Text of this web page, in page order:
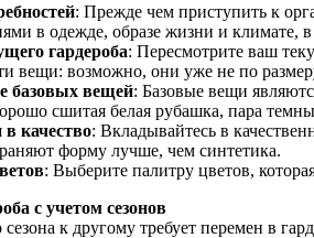
: Прежде чем приступить к
в одежде, образе жизни и климате,
гардероба: Пересмотрите ваш
вещи: возможно, они уже не по
базовых вещей: Базовые вещи
сшитая белая рубашка, пара
качество: Вкладывайтесь в
форму лучше, чем синтетика.
: Выберите палитру цветов,
с учетом сезонов
к другому требует перемен в